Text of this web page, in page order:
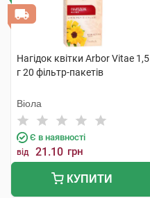
Нагідок квітки Arbor Vitae 1,5
г 20 фільтр-пакетів
Віола
Є в наявності
від 21.10 грн
КУПИТИ